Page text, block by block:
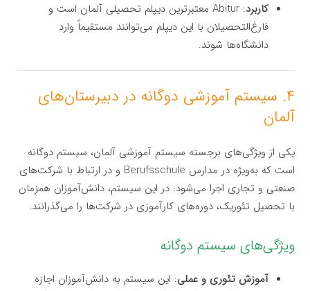
کاربرد
: Abitur معتبرترین دیپلم تحصیلی آلمان است و
فارغ‌التحصیلان با این دیپلم می‌توانند مستقیماً وارد
دانشگاه‌ها شوند.
۴. سیستم آموزشی دوگانه در دبیرستان‌های
آلمان
یکی از ویژگی‌های برجسته سیستم آموزشی آلمان، سیستم دوگانه
است که به‌ویژه در مدارس Berufsschule و در ارتباط با شرکت‌های
صنعتی و تجاری اجرا می‌شود. در این سیستم، دانش‌آموزان همزمان
با تحصیل تئوریک، دوره‌های کارآموزی در شرکت‌ها را می‌گذرانند.
ویژگی‌های سیستم دوگانه
آموزش تئوری و عملی: این سیستم به دانش‌آموزان اجازه